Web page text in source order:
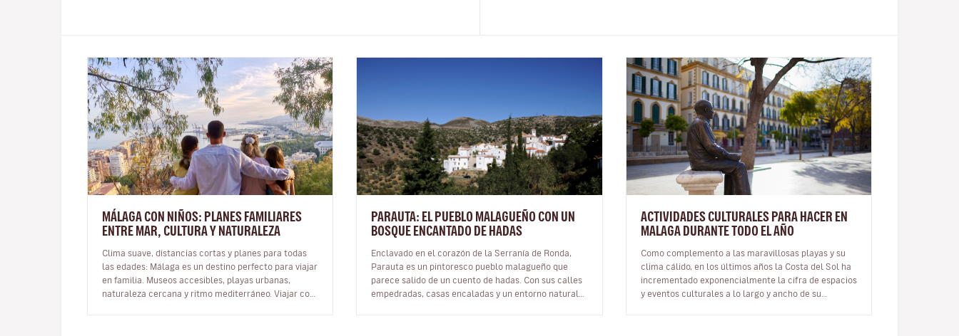
MÁLAGA CON NIÑOS: PLANES FAMILIARES
ENTRE MAR, CULTURA Y NATURALEZA
Clima suave, distancias cortas y planes para todas
las edades: Málaga es un destino perfecto para viajar
en familia. Museos accesibles, playas urbanas,
naturaleza cercana y ritmo mediterráneo. Viajar con
PARAUTA: EL PUEBLO MALAGUEÑO CON UN
BOSQUE ENCANTADO DE HADAS
Enclavado en el corazón de la Serranía de Ronda,
Parauta es un pintoresco pueblo malagueño que
parece salido de un cuento de hadas. Con sus calles
empedradas, casas encaladas y un entorno natural
ACTIVIDADES CULTURALES PARA HACER EN
MALAGA DURANTE TODO EL AÑO
Como complemento a las maravillosas playas y su
clima cálido, en los últimos años la Costa del Sol ha
incrementado exponencialmente la cifra de espacios
y eventos culturales a lo largo y ancho de su